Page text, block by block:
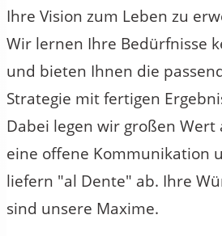
Ihre Vision zum Leben zu
Wir lernen Ihre Bedürfnisse
und bieten Ihnen die
Strategie mit fertigen
Dabei legen wir großen Wert
eine offene Kommunikation
liefern "al Dente" ab. Ihre
sind unsere Maxime.